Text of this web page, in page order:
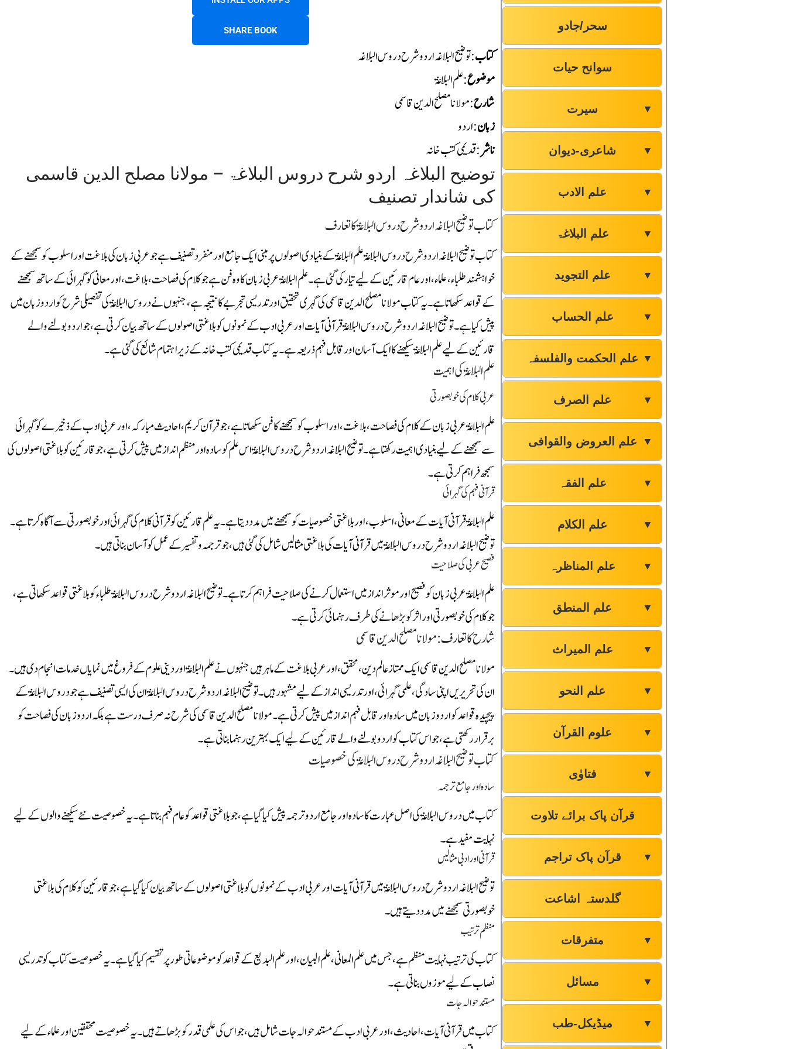
SHARE BOOK
کتاب: توضیح البلاغہ اردو شرح دروس البلاغہ
موضوع: علم البلاغۃ
شارح: مولانا مصلح الدین قاسمی
زبان: اردو
ناشر: قدیمی کتب خانہ
توضیح البلاغہ اردو شرح دروس البلاغۃ – مولانا مصلح الدین قاسمی
کی شاندار تصنیف
کتاب توضیح البلاغہ اردو شرح دروس البلاغۃ کا تعارف
کتاب توضیح البلاغہ اردو شرح دروس البلاغۃ علم البلاغۃ کے بنیادی اصولوں پر مبنی ایک جامع اور منفرد تصنیف ہے جو عربی زبان کی بلاغت اور اسلوب کو سمجھنے کے
خواہشمند طلباء، علماء، اور عام قارئین کے لیے تیار کی گئی ہے۔ علم البلاغۃ عربی زبان کا وہ فن ہے جو کلام کی فصاحت، بلاغت، اور معانی کو گہرائی کے ساتھ سمجھنے
کے قواعد سکھاتا ہے۔ یہ کتاب مولانا مصلح الدین قاسمی کی گہری تحقیق اور تدریسی تجربے کا نتیجہ ہے، جنہوں نے دروس البلاغۃ کی تفصیلی شرح کو اردو زبان میں
پیش کیا ہے۔ توضیح البلاغہ اردو شرح دروس البلاغۃ قرآنی آیات اور عربی ادب کے نمونوں کو بلاغتی اصولوں کے ساتھ بیان کرتی ہے، جو اردو بولنے والے
قارئین کے لیے علم البلاغۃ سیکھنے کا ایک آسان اور قابل فہم ذریعہ ہے۔ یہ کتاب قدیمی کتب خانہ کے زیر اہتمام شائع کی گئی ہے۔
علم البلاغۃ کی اہمیت
عربی کلام کی خوبصورتی
علم البلاغۃ عربی زبان کے کلام کی فصاحت، بلاغت، اور اسلوب کو سمجھنے کا فن سکھاتا ہے، جو قرآن کریم، احادیث مبارکہ، اور عربی ادب کے ذخیرے کو گہرائی
سے سمجھنے کے لیے بنیادی اہمیت رکھتا ہے۔ توضیح البلاغہ اردو شرح دروس البلاغۃ اس علم کو سادہ اور منظم انداز میں پیش کرتی ہے، جو قارئین کو بلاغتی اصولوں کی
سمجھ فراہم کرتی ہے۔
قرآنی فہم کی گہرائی
علم البلاغۃ قرآنی آیات کے معانی، اسلوب، اور بلاغتی خصوصیات کو سمجھنے میں مدد دیتا ہے۔ یہ علم قارئین کو قرآنی کلام کی گہرائی اور خوبصورتی سے آگاہ کرتا ہے۔
توضیح البلاغہ اردو شرح دروس البلاغۃ میں قرآنی آیات کی بلاغتی مثالیں شامل کی گئی ہیں، جو ترجمہ و تفسیر کے عمل کو آسان بناتی ہیں۔
فصیح عربی کی صلاحیت
علم البلاغۃ عربی زبان کو فصیح اور موثر انداز میں استعمال کرنے کی صلاحیت فراہم کرتا ہے۔ توضیح البلاغہ اردو شرح دروس البلاغۃ طلباء کو بلاغتی قواعد سکھاتی ہے،
جو کلام کی خوبصورتی اور اثر کو بڑھانے کی طرف رہنمائی کرتی ہے۔
شارح کا تعارف: مولانا مصلح الدین قاسمی
مولانا مصلح الدین قاسمی ایک ممتاز عالم دین، محقق، اور عربی بلاغت کے ماہر ہیں جنہوں نے علم البلاغۃ اور دینی علوم کے فروغ میں نمایاں خدمات انجام دی ہیں۔
ان کی تحریریں اپنی سادگی، علمی گہرائی، اور تدریسی انداز کے لیے مشہور ہیں۔ توضیح البلاغہ اردو شرح دروس البلاغۃ ان کی ایسی تصنیف ہے جو دروس البلاغۃ کے
پیچیدہ قواعد کو اردو زبان میں سادہ اور قابل فہم انداز میں پیش کرتی ہے۔ مولانا مصلح الدین قاسمی کی شرح نہ صرف درست ہے بلکہ اردو زبان کی فصاحت کو
برقرار رکھتی ہے، جو اس کتاب کو اردو بولنے والے قارئین کے لیے ایک بہترین رہنما بناتی ہے۔
کتاب توضیح البلاغہ اردو شرح دروس البلاغۃ کی خصوصیات
سادہ اور جامع ترجمہ
کتاب میں دروس البلاغۃ کی اصل عبارت کا سادہ اور جامع اردو ترجمہ پیش کیا گیا ہے، جو بلاغتی قواعد کو عام فہم بناتا ہے۔ یہ خصوصیت نئے سیکھنے والوں کے لیے
نہایت مفید ہے۔
قرآنی اور ادبی مثالیں
توضیح البلاغہ اردو شرح دروس البلاغۃ میں قرآنی آیات اور عربی ادب کے نمونوں کو بلاغتی اصولوں کے ساتھ بیان کیا گیا ہے، جو قارئین کو کلام کی بلاغتی
خوبصورتی سمجھنے میں مدد دیتے ہیں۔
منظم ترتیب
کتاب کی ترتیب نہایت منظم ہے، جس میں علم المعانی، علم البیان، اور علم البدیع کے قواعد کو موضوعاتی طور پر تقسیم کیا گیا ہے۔ یہ خصوصیت کتاب کو تدریسی
نصاب کے لیے موزوں بناتی ہے۔
مستند حوالہ جات
کتاب میں قرآنی آیات، احادیث، اور عربی ادب کے مستند حوالہ جات شامل ہیں، جو اس کی علمی قدر کو بڑھاتے ہیں۔ یہ خصوصیت محققین اور علماء کے لیے
سحر/جادو
سوانح حیات
سیرت ▼
شاعری-دیوان ▼
علم الادب ▼
علم البلاغۃ ▼
علم التجوید ▼
علم الحساب ▼
علم الحکمت والفلسفہ ▼
علم الصرف ▼
علم العروض والقوافی ▼
علم الفقہ ▼
علم الکلام ▼
علم المناظرہ ▼
علم المنطق ▼
علم المیراث ▼
علم النحو ▼
علوم القرآن ▼
فتاوٰی ▼
قرآن پاک برائے تلاوت
قرآن پاک تراجم ▼
گلدستہ اشاعت
متفرقات ▼
مسائل ▼
میڈیکل-طب ▼